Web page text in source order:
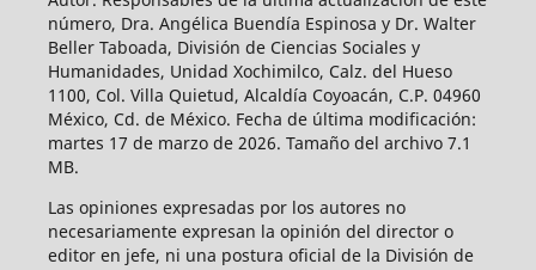
número, Dra. Angélica Buendía Espinosa y Dr. Walter
Beller Taboada, División de Ciencias Sociales y
Humanidades, Unidad Xochimilco, Calz. del Hueso
1100, Col. Villa Quietud, Alcaldía Coyoacán, C.P. 04960
México, Cd. de México. Fecha de última modificación:
martes 17 de marzo de 2026. Tamaño del archivo 7.1
MB.
Las opiniones expresadas por los autores no
necesariamente expresan la opinión del director o
editor en jefe, ni una postura oficial de la División de